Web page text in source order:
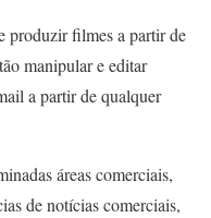
produzir filmes a partir de
manipular e editar
a partir de qualquer
áreas comerciais,
de notícias comerciais,